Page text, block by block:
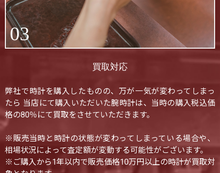
03
買取対応
弊社で時計を購入したものの、万が一気が変わってしまっ
たら 当店にて購入いただいた腕時計は、当時の購入税込価
格の80％にて買取をさせていただきます。
※販売当時と時計の状態が変わってしまっている場合や、
相場状況によって査定額が変動する可能性がございます。
※ご購入から1年以内で販売価格10万円以上の時計が買取対